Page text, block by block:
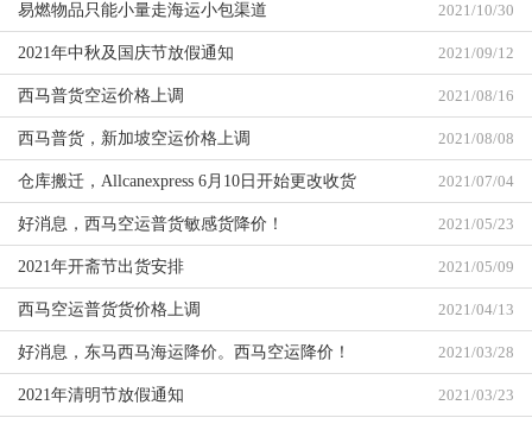
易燃物品只能小量走海运小包渠道 2021/10/30
2021年中秋及国庆节放假通知 2021/09/12
西马普货空运价格上调 2021/08/16
西马普货，新加坡空运价格上调 2021/08/08
仓库搬迁，Allcanexpress 6月10日开始更改收货
地址。
2021/07/04
好消息，西马空运普货敏感货降价！ 2021/05/23
2021年开斋节出货安排 2021/05/09
西马空运普货货价格上调 2021/04/13
好消息，东马西马海运降价。西马空运降价！ 2021/03/28
2021年清明节放假通知 2021/03/23